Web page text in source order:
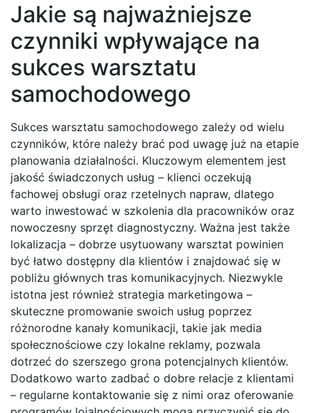
Jakie są najważniejsze
czynniki wpływające na
sukces warsztatu
samochodowego
Sukces warsztatu samochodowego zależy od wielu
czynników, które należy brać pod uwagę już na etapie
planowania działalności. Kluczowym elementem jest
jakość świadczonych usług – klienci oczekują
fachowej obsługi oraz rzetelnych napraw, dlatego
warto inwestować w szkolenia dla pracowników oraz
nowoczesny sprzęt diagnostyczny. Ważna jest także
lokalizacja – dobrze usytuowany warsztat powinien
być łatwo dostępny dla klientów i znajdować się w
pobliżu głównych tras komunikacyjnych. Niezwykle
istotna jest również strategia marketingowa –
skuteczne promowanie swoich usług poprzez
różnorodne kanały komunikacji, takie jak media
społecznościowe czy lokalne reklamy, pozwala
dotrzeć do szerszego grona potencjalnych klientów.
Dodatkowo warto zadbać o dobre relacje z klientami
– regularne kontaktowanie się z nimi oraz oferowanie